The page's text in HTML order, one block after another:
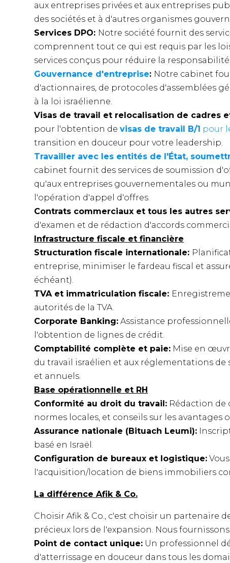
aux entreprises privées et aux entreprises
des sociétés et à d'autres organismes
Services DPO: Notre société fournit des
comprennent tout ce qui est requis par les
services conçus pour réduire la
Gouvernance d'entreprise: Notre cabinet
d'actionnaires, de protocoles d'assemblées
à la loi israélienne.
Visas de travail et relocalisation de cadres
pour l'obtention devisas de travail B/1 pour
transition en douceur pour votre leadership.
Travailler avec les entités de l'État,
cabinet fournit des services de soumission
qu'aux entreprises gouvernementales ou
l'opération d'appel d'offres.
Contrats commerciaux et tous les autres
d'examen et de rédaction d'accords
Infrastructure fiscale et financière
Structuration fiscale internationale:
entreprise, minimiser le fardeau fiscal et
échéant).
TVA et immatriculation fiscale:
autorités de la TVA.
Corporate Banking: Assistance
l'obtention de lignes de crédit.
Comptabilité complète et paie: Mise en
du travail israélien et aux réglementations
et annuels.
Base opérationnelle et RH
Conformité au droit du travail: Rédaction de
normes locales, et conseils sur les
Assurance nationale (Bituach Leumi):
basé en Israël.
Configuration de bureaux et logistique:
l'acquisition/location de biens immobiliers
La différence Afik & Co.
Choisir Afik & Co., c'est choisir un
précieux lors de l'expansion. Nous fournissons
Point de contact unique: Un professionnel
d'atterrissage en douceur dans tous les